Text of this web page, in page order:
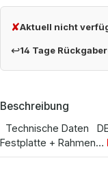
✘Aktuell nicht
↩14 Tage
Beschreibung
Technische Daten
Festplatte + Rahmen…